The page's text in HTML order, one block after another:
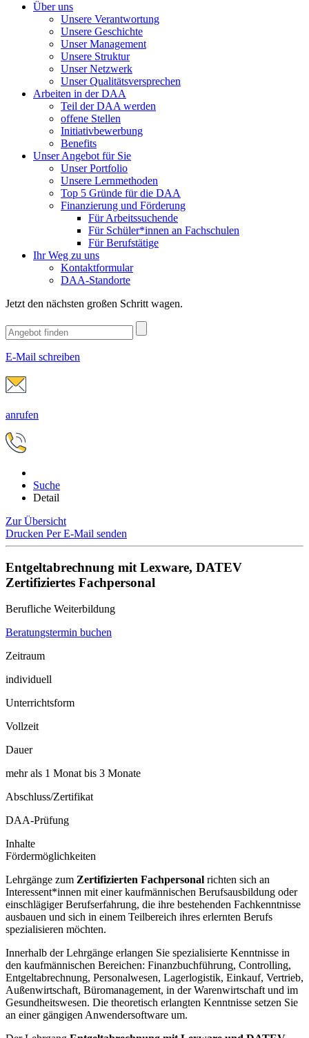
Über uns
Unsere Verantwortung
Unsere Geschichte
Unser Management
Unsere Struktur
Unser Netzwerk
Unser Qualitätsversprechen
Arbeiten in der DAA
Teil der DAA werden
offene Stellen
Initiativbewerbung
Benefits
Unser Angebot für Sie
Unser Portfolio
Unsere Lernmethoden
Top 5 Gründe für die DAA
Finanzierung und Förderung
Für Arbeitssuchende
Für Schüler*innen an Fachschulen
Für Berufstätige
Ihr Weg zu uns
Kontaktformular
DAA-Standorte
Jetzt den nächsten großen Schritt wagen.
E-Mail schreiben
anrufen
Suche
Detail
Zur Übersicht
Drucken Per E-Mail senden
Entgeltabrechnung mit Lexware, DATEV
Zertifiziertes Fachpersonal
Berufliche Weiterbildung
Beratungstermin buchen
Zeitraum
individuell
Unterrichtsform
Vollzeit
Dauer
mehr als 1 Monat bis 3 Monate
Abschluss/Zertifikat
DAA-Prüfung
Inhalte
Fördermöglichkeiten
Lehrgänge zum Zertifizierten Fachpersonal richten sich an
Interessent*innen mit einer kaufmännischen Berufsausbildung oder
einschlägiger Berufserfahrung, die ihre bestehenden Fachkenntnisse
ausbauen und sich in einem Teilbereich ihres erlernten Berufs
spezialisieren möchten.
Innerhalb der Lehrgänge erlangen Sie spezialisierte Kenntnisse in
den kaufmännischen Bereichen: Finanzbuchführung, Controlling,
Entgeltabrechnung, Personalwesen, Lagerlogistik, Einkauf, Vertrieb,
Außenwirtschaft, Büromanagement, in der Warenwirtschaft und im
Gesundheitswesen. Die theoretisch erlangten Kenntnisse setzen Sie
an einer gängigen Anwendersoftware um.